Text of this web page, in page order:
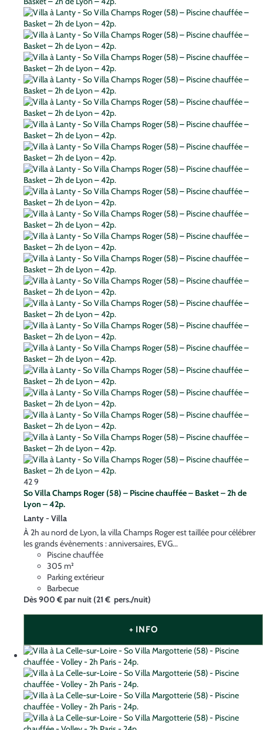
429
So Villa Champs Roger (58) – Piscine chauffée – Basket – 2h de
Lyon – 42p.
Lanty - Villa
À 2h au nord de Lyon, la villa Champs Roger est taillée pour célébrer
les grands évènements : anniversaires, EVG...
Piscine chauffée
305 m²
Parking extérieur
Barbecue
Dès900 €par nuit(21 € pers./nuit)
+ INFO